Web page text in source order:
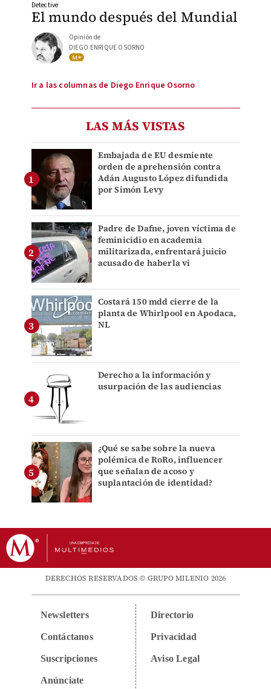
El mundo después del Mundial
Detective
Opinión de
DIEGO ENRIQUE OSORNO
Ir a las columnas de Diego Enrique Osorno
LAS MÁS VISTAS
Embajada de EU desmiente
orden de aprehensión contra
Adán Augusto López difundida
por Simón Levy
Padre de Dafne, joven víctima de
feminicidio en academia
militarizada, enfrentará juicio
acusado de haberla vi
Costará 150 mdd cierre de la
planta de Whirlpool en Apodaca,
NL
Derecho a la información y
usurpación de las audiencias
¿Qué se sabe sobre la nueva
polémica de RoRo, influencer
que señalan de acoso y
suplantación de identidad?
DERECHOS RESERVADOS © GRUPO MILENIO 2026
Newsletters
Contáctanos
Suscripciones
Anúnciate
Directorio
Privacidad
Aviso Legal